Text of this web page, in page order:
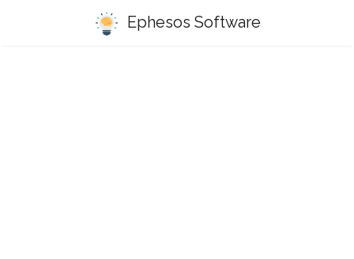
Ephesos Software